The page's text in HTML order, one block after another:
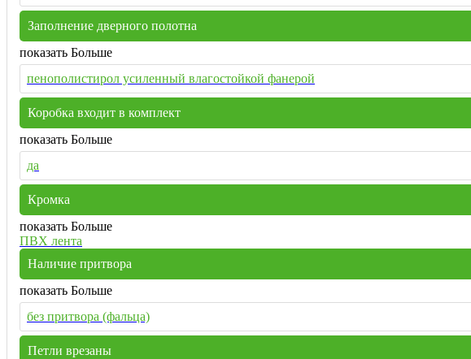
Заполнение дверного полотна
показать Больше
пенополистирол усиленный влагостойкой фанерой
Коробка входит в комплект
показать Больше
да
Кромка
показать Больше
ПВХ лента
Наличие притвора
показать Больше
без притвора (фальца)
Петли врезаны